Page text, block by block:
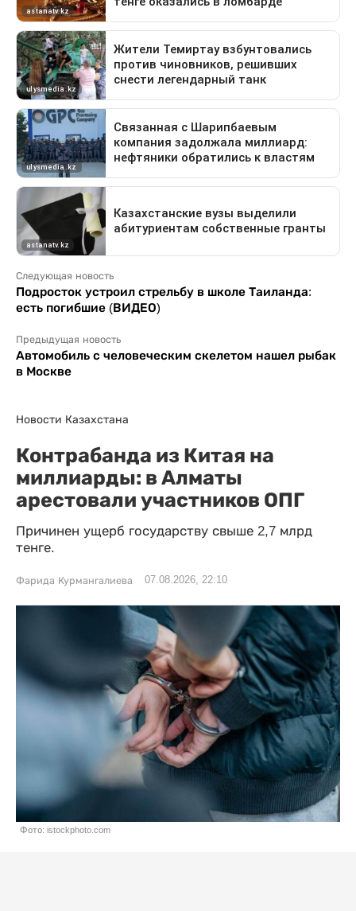
Следующая новость
Подросток устроил стрельбу в школе Таиланда:
есть погибшие (ВИДЕО)
Предыдущая новость
Автомобиль с человеческим скелетом нашел рыбак
в Москве
Новости Казахстана
Контрабанда из Китая на
миллиарды: в Алматы
арестовали участников ОПГ
Причинен ущерб государству свыше 2,7 млрд
тенге.
Фарида Курмангалиева 07.08.2026, 22:10
Фото: istockphoto.com